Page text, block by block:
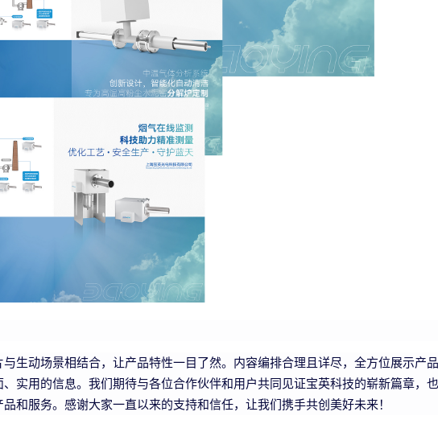
生动场景相结合，让产品特性一目了然。内容编排合理且详尽，全方位展示产
实用的信息。 我们期待与各位合作伙伴和用户共同见证宝英科技的崭新篇章，
和服务。感谢大家一直以来的支持和信任，让我们携手共创美好未来！